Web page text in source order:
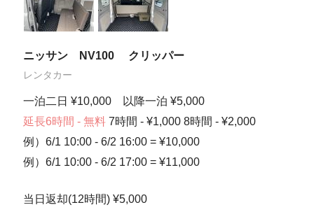
ニッサン NV100 クリッパー
レンタカー
一泊二日 ¥10,000 以降一泊 ¥5,000
延長6時間 - 無料7時間 - ¥1,000 8時間 - ¥2,000
例）6/1 10:00 - 6/2 16:00 = ¥10,000
例）6/1 10:00 - 6/2 17:00 = ¥11,000
当日返却(12時間) ¥5,000